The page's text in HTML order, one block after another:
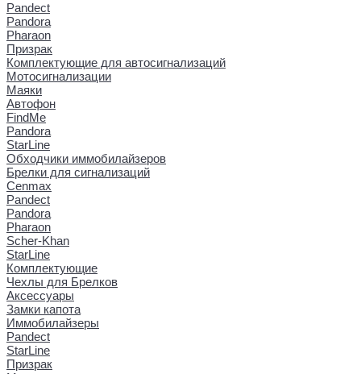
Pandect
Pandora
Pharaon
Призрак
Комплектующие для автосигнализаций
Мотосигнализации
Маяки
Автофон
FindMe
Pandora
StarLine
Обходчики иммобилайзеров
Брелки для сигнализаций
Cenmax
Pandect
Pandora
Pharaon
Scher-Khan
StarLine
Комплектующие
Чехлы для Брелков
Аксессуары
Замки капота
Иммобилайзеры
Pandect
StarLine
Призрак